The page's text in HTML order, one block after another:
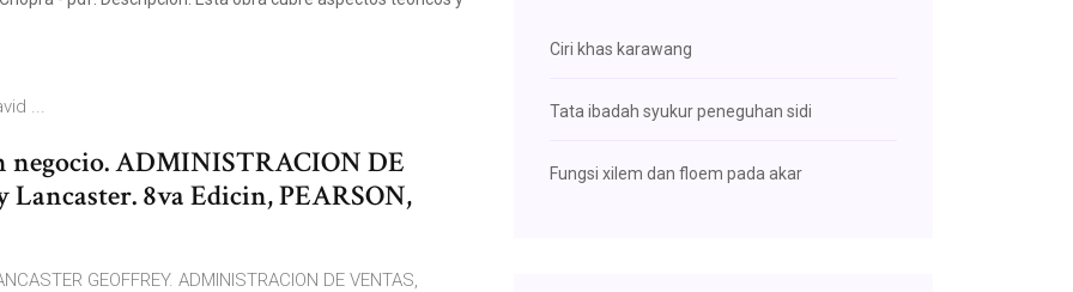
...
negocio. ADMINISTRACION DE
8va Edicin, PEARSON,
GEOFFREY. ADMINISTRACION DE VENTAS,
Ciri khas karawang
Tata ibadah syukur peneguhan sidi
Fungsi xilem dan floem pada akar